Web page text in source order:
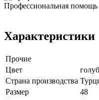
Профессиональная помощь
Характеристики
Прочие
Цвет
Страна производства
Размер
48